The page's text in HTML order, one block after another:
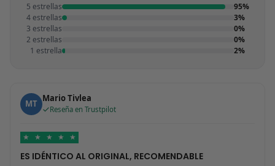
5 estrellas
95%
4 estrellas
3%
3 estrellas
0%
2 estrellas
0%
1 estrella
2%
MT Mario Tivlea
Reseña en Trustpilot
★ ★ ★ ★ ★
ES IDÉNTICO AL ORIGINAL, RECOMENDABLE